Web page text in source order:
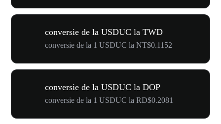
conversie de la USDUC la TWD
conversie de la 1 USDUC la NT$0.1152
conversie de la USDUC la DOP
conversie de la 1 USDUC la RD$0.2081